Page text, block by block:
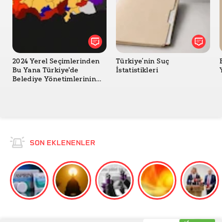
2024 Yerel Seçimlerinden
Bu Yana Türkiye'de
Belediye Yönetimlerinin
Türkiye’nin Suç
İstatistikleri
SON EKLENENLER